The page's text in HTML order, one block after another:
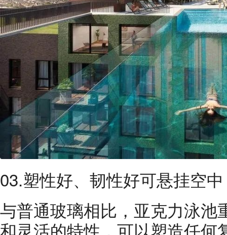
03.塑性好、韧性好可悬挂空中
与普通玻璃相比，亚克力泳池
和灵活的特性，可以塑造任何